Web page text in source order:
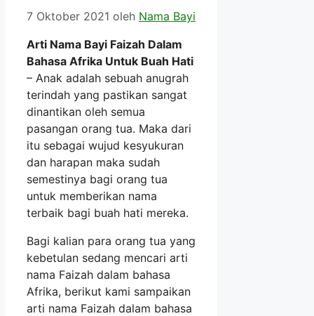
7 Oktober 2021 oleh Nama Bayi
Arti Nama Bayi Faizah Dalam
Bahasa Afrika Untuk Buah Hati
– Anak adalah sebuah anugrah
terindah yang pastikan sangat
dinantikan oleh semua
pasangan orang tua. Maka dari
itu sebagai wujud kesyukuran
dan harapan maka sudah
semestinya bagi orang tua
untuk memberikan nama
terbaik bagi buah hati mereka.
Bagi kalian para orang tua yang
kebetulan sedang mencari arti
nama Faizah dalam bahasa
Afrika, berikut kami sampaikan
arti nama Faizah dalam bahasa